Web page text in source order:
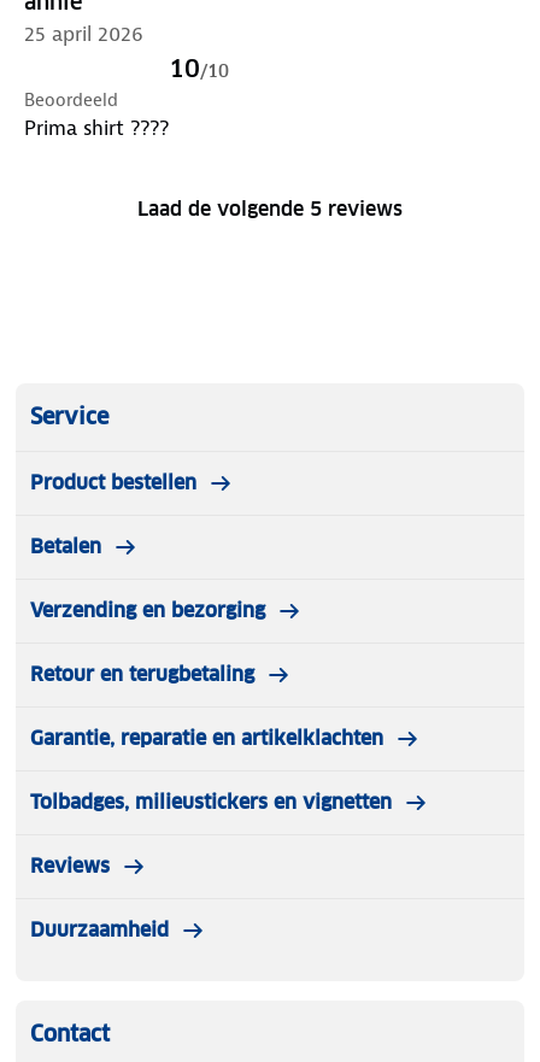
25 april 2026
10/10
Beoordeeld
Prima shirt ????
Laad de volgende 5 reviews
Service
Product bestellen
Betalen
Verzending en bezorging
Retour en terugbetaling
Garantie, reparatie en artikelklachten
Tolbadges, milieustickers en vignetten
Reviews
Duurzaamheid
Contact